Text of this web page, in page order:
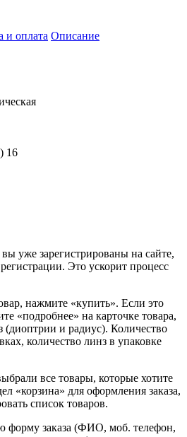
и оплата Описание
16
уже зарегистрированы на сайте,
Это ускорит процесс
нажмите «купить». Если это
«подробнее» на карточке товара,
(диоптрии и радиус). Количество
количество линз в упаковке
все товары, которые хотите
«корзина» для оформления заказа,
список товаров.
заказа (ФИО, моб. телефон,